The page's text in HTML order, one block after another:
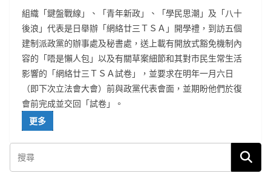
組織「鍵盤戰線」、「青年新政」、「學民思潮」及「八十
後浪」代表是日舉辦「網絡廿三ＴＳＡ」開學禮，到訪五個
建制派政黨的辦事處及秘書處，送上載有開放式豁免機制內
容的「唔是懶人包」以及有關草案細節和其對市民生常生活
影響的「網絡廿三ＴＳＡ試卷」，並要求在明年一月六日
（即下次立法會大會）前與政黨代表會面，並期盼他們於復
會前完成並交回「試卷」。
更多